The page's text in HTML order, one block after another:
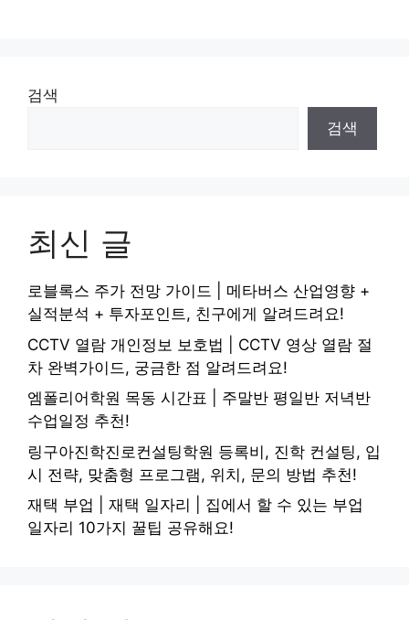
검색
검색
최신 글
로블록스 주가 전망 가이드 | 메타버스 산업영향 +
실적분석 + 투자포인트, 친구에게 알려드려요!
CCTV 열람 개인정보 보호법 | CCTV 영상 열람 절
차 완벽가이드, 궁금한 점 알려드려요!
엠폴리어학원 목동 시간표 | 주말반 평일반 저녁반
수업일정 추천!
링구아진학진로컨설팅학원 등록비, 진학 컨설팅, 입
시 전략, 맞춤형 프로그램, 위치, 문의 방법 추천!
재택 부업 | 재택 일자리 | 집에서 할 수 있는 부업
일자리 10가지 꿀팁 공유해요!